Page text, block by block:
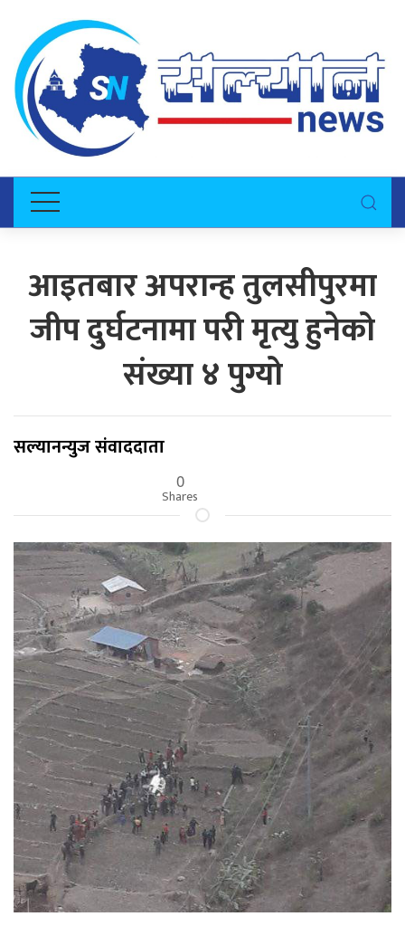
आइतबार अपरान्ह तुलसीपुरमा
जीप दुर्घटनामा परी मृत्यु हुनेको
संख्या ४ पुग्यो
सल्यानन्युज संवाददाता
0
Shares